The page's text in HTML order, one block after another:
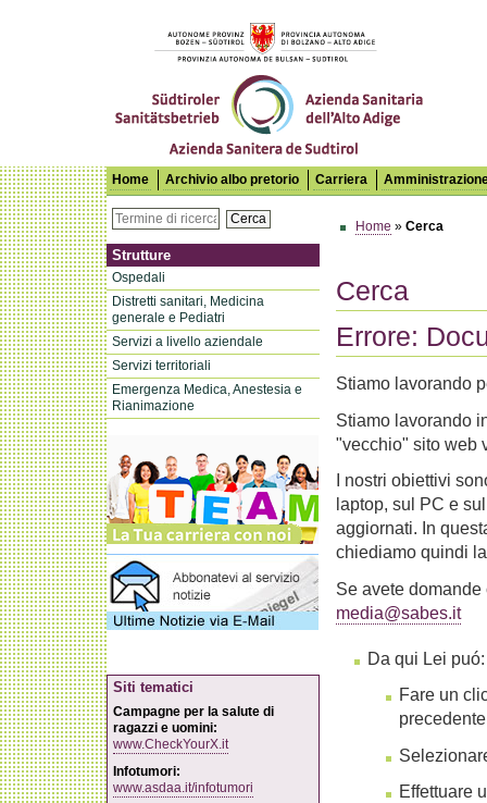
Azienda Sanitaria dell'Alto Adige
Home Archivio albo pretorio Carriera
Cerca
Strutture
Ospedali
Distretti sanitari, Medicina
generale e Pediatri
Servizi a livello aziendale
Servizi territoriali
Emergenza Medica, Anestesia e
Rianimazione
Siti tematici
Campagne per la salute di
ragazzi e uomini:
www.CheckYourX.it
Infotumori:
www.asdaa.it/infotumori
Home » Cerca
Cerca
Errore:
Stiamo lavorando
Stiamo lavorando
"vecchio" sito web
I nostri obiettivi
laptop, sul PC e
aggiornati. In
chiediamo quindi
Se avete
media@sabes.it
Da qui Lei puó:
Fare un
precedente
Effettuare